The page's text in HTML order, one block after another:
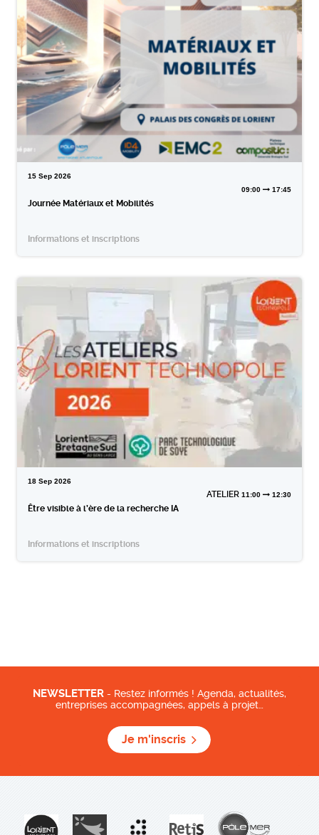
15 Sep 2026
09:00
17:45
Journée Matériaux et Mobilités
Informations et inscriptions
18 Sep 2026
ATELIER 11:00 12:30
Être visible à l’ère de la recherche IA
Informations et inscriptions
NEWSLETTER - Restez informés ! Agenda, actualités,
entreprises accompagnées, appels à projet…
Je m'inscris